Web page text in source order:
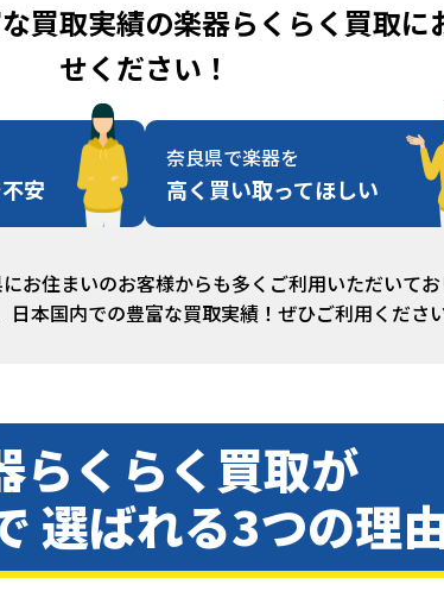
買取実績の楽器らくらく買取に
せください！
安
奈良県で楽器を
高く買い取ってほしい
お住まいのお客様からも多くご利用いただいてお
本国内での豊富な買取実績！ぜひご利用ください
らくらく買取が
選ばれる3つの理